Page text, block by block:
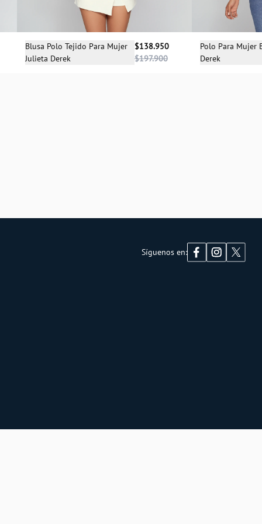
Selecciona una talla
Blusa Polo Tejido Para Mujer
Julieta Derek
$138.950
$197.900
Polo Para Mujer
Derek
Síguenos en: